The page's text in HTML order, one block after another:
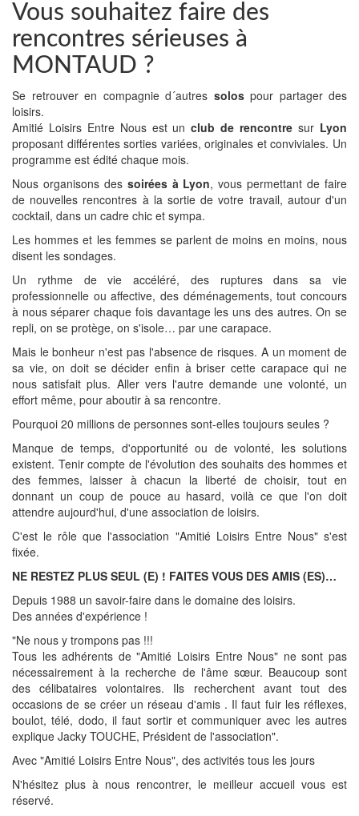
Vous souhaitez faire des
rencontres sérieuses à
MONTAUD ?
Se retrouver en compagnie d´autres solospour partager des
loisirs.
Amitié Loisirs Entre Nous est unclub de rencontre sur Lyon
proposant différentes sorties variées, originales et conviviales. Un
programme est édité chaque mois.
Nous organisons des soirées à Lyon, vous permettant de faire
de nouvelles rencontres à la sortie de votre travail, autour d'un
cocktail, dans un cadre chic et sympa.
Les hommes et les femmes se parlent de moins en moins, nous
disent les sondages.
Un rythme de vie accéléré, des ruptures dans sa vie
professionnelle ou affective, des déménagements, tout concours
à nous séparer chaque fois davantage les uns des autres. On se
repli, on se protège, on s'isole… par une carapace.
Mais le bonheur n'est pas l'absence de risques. A un moment de
sa vie, on doit se décider enfin à briser cette carapace qui ne
nous satisfait plus. Aller vers l'autre demande une volonté, un
effort même, pour aboutir à sa rencontre.
Pourquoi 20 millions de personnes sont-elles toujours seules ?
Manque de temps, d'opportunité ou de volonté, les solutions
existent. Tenir compte de l'évolution des souhaits des hommes et
des femmes, laisser à chacun la liberté de choisir, tout en
donnant un coup de pouce au hasard, voilà ce que l'on doit
attendre aujourd'hui, d'une association de loisirs.
C'est le rôle que l'association "Amitié Loisirs Entre Nous" s'est
fixée.
NE RESTEZ PLUS SEUL (E) ! FAITES VOUS DES AMIS (ES)…
Depuis 1988 un savoir-faire dans le domaine des loisirs.
Des années d'expérience !
"Ne nous y trompons pas !!!
Tous les adhérents de "Amitié Loisirs Entre Nous" ne sont pas
nécessairement à la recherche de l'âme sœur. Beaucoup sont
des célibataires volontaires. Ils recherchent avant tout des
occasions de se créer un réseau d'amis . Il faut fuir les réflexes,
boulot, télé, dodo, il faut sortir et communiquer avec les autres
explique Jacky TOUCHE, Président de l'association".
Avec "Amitié Loisirs Entre Nous", des activités tous les jours
N'hésitez plus à nous rencontrer, le meilleur accueil vous est
réservé.